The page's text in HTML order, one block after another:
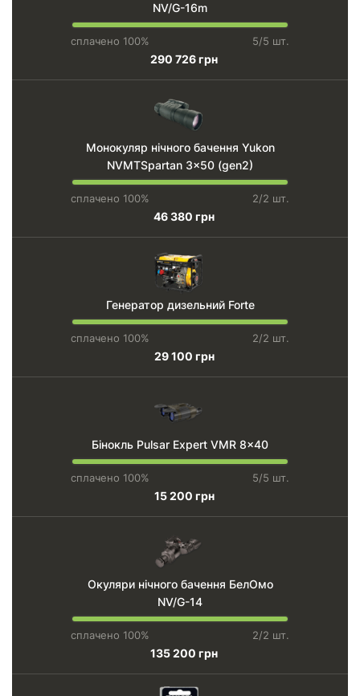
NV/G-16m
сплачено 100% 5/5 шт.
290 726 грн
Монокуляр нічного бачення Yukon
NVMTSpartan 3x50 (gen2)
сплачено 100% 2/2 шт.
46 380 грн
Генератор дизельний Forte
сплачено 100% 2/2 шт.
29 100 грн
Бінокль Pulsar Expert VMR 8x40
сплачено 100% 5/5 шт.
15 200 грн
Окуляри нічного бачення БелОмо
NV/G-14
сплачено 100% 2/2 шт.
135 200 грн